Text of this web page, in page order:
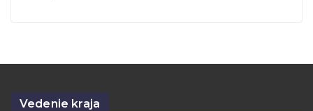
Vedenie kraja